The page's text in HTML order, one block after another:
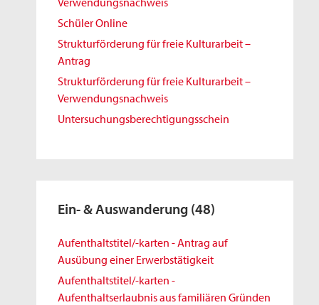
Schüler Online
Strukturförderung für freie Kulturarbeit –
Antrag
Strukturförderung für freie Kulturarbeit –
Verwendungsnachweis
Untersuchungsberechtigungsschein
Ein- & Auswanderung (48)
Aufenthaltstitel/-karten - Antrag auf
Ausübung einer Erwerbstätigkeit
Aufenthaltstitel/-karten -
Aufenthaltserlaubnis aus familiären Gründen